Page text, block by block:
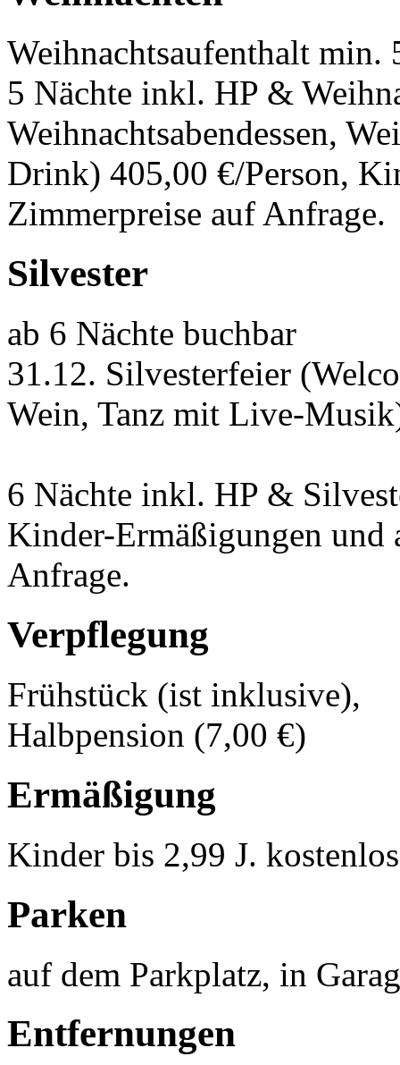
Weihnachtsaufenthalt min.
5 Nächte inkl. HP &
Weihnachtsabendessen,
Drink) 405,00 €/Person,
Zimmerpreise auf Anfrage.
Silvester
ab 6 Nächte buchbar
31.12. Silvesterfeier
Wein, Tanz mit Live-
6 Nächte inkl. HP &
Kinder-Ermäßigungen und
Anfrage.
Verpflegung
Frühstück (ist inklusive),
Halbpension (7,00 €)
Ermäßigung
Kinder bis 2,99 J.
Parken
auf dem Parkplatz, in
Entfernungen